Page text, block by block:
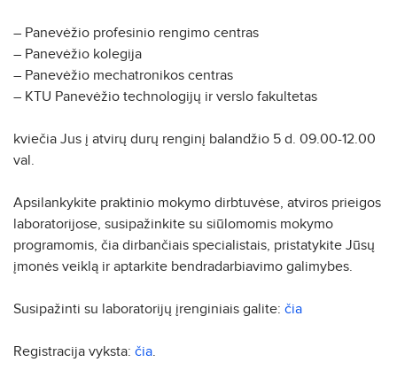
– Panevėžio profesinio rengimo centras
– Panevėžio kolegija
– Panevėžio mechatronikos centras
– KTU Panevėžio technologijų ir verslo fakultetas
kviečia Jus į atvirų durų renginį balandžio 5 d. 09.00-12.00
val.
Apsilankykite praktinio mokymo dirbtuvėse, atviros prieigos
laboratorijose, susipažinkite su siūlomomis mokymo
programomis, čia dirbančiais specialistais, pristatykite Jūsų
įmonės veiklą ir aptarkite bendradarbiavimo galimybes.
Susipažinti su laboratorijų įrenginiais galite: čia
Registracija vyksta: čia.